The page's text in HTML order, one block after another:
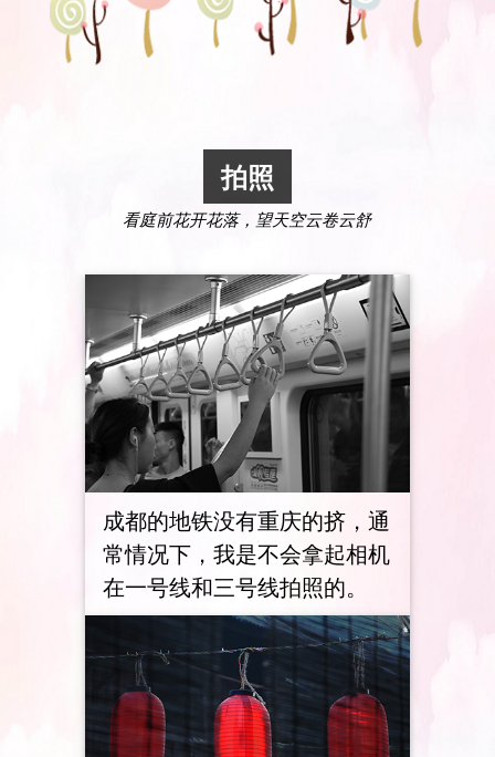
拍照
看庭前花开花落，望天空云卷云舒
成都的地铁没有重庆的挤，通
常情况下，我是不会拿起相机
在一号线和三号线拍照的。